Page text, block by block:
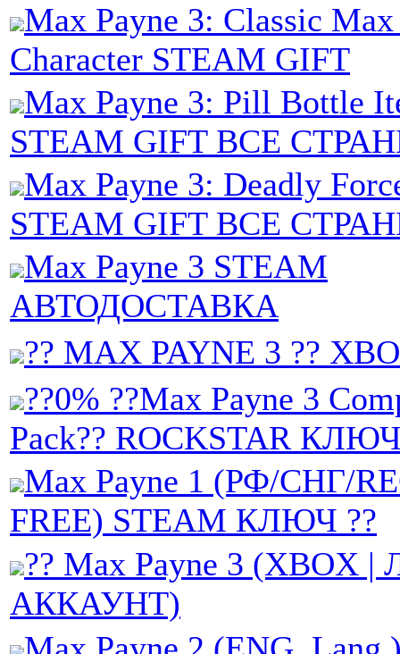
Max Payne 3: Classic Max
Character STEAM GIFT
Max Payne 3: Pill Bottle
STEAM GIFT ВСЕ
Max Payne 3: Deadly
STEAM GIFT ВСЕ
Max Payne 3 STEAM
АВТОДОСТАВКА
?? MAX PAYNE 3 ??
??0% ??Max Payne 3
Pack?? ROCKSTAR
Max Payne 1 (РФ/СНГ/
FREE) STEAM КЛЮЧ ??
?? Max Payne 3 (XBOX
АККАУНТ)